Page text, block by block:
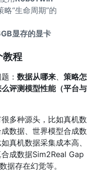
“生命周期”的
显存的显卡
教程
： 数据从哪来
策略怎
评测模型性能（平台与
多种源头，比如真机数
数据、世界模型合成数
真机数据采集成本高、
成数据Sim2Real Gap
据存在幻觉等。